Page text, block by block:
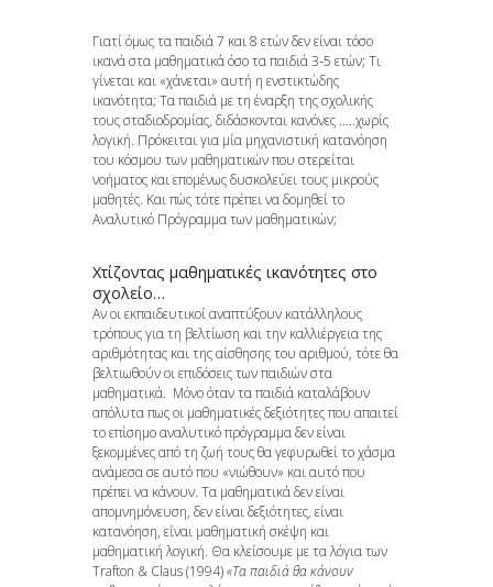
Γιατί όμως τα παιδιά 7 και 8 ετών δεν είναι τόσο
ικανά στα μαθηματικά όσο τα παιδιά 3-5 ετών; Τι
γίνεται και «χάνεται» αυτή η ενστικτώδης
ικανότητα; Τα παιδιά με τη έναρξη της σχολικής
τους σταδιοδρομίας, διδάσκονται κανόνες …..χωρίς
λογική. Πρόκειται για μία μηχανιστική κατανόηση
του κόσμου των μαθηματικών που στερείται
νοήματος και επομένως δυσκολεύει τους μικρούς
μαθητές. Και πώς τότε πρέπει να δομηθεί το
Αναλυτικό Πρόγραμμα των μαθηματικών;
Χτίζοντας μαθηματικές ικανότητες στο
σχολείο…
Αν οι εκπαιδευτικοί αναπτύξουν κατάλληλους
τρόπους για τη βελτίωση και την καλλιέργεια της
αριθμότητας και της αίσθησης του αριθμού, τότε θα
βελτιωθούν οι επιδόσεις των παιδιών στα
μαθηματικά. Μόνο όταν τα παιδιά καταλάβουν
απόλυτα πως οι μαθηματικές δεξιότητες που απαιτεί
το επίσημο αναλυτικό πρόγραμμα δεν είναι
ξεκομμένες από τη ζωή τους θα γεφυρωθεί το χάσμα
ανάμεσα σε αυτό που «νιώθουν» και αυτό που
πρέπει να κάνουν. Τα μαθηματικά δεν είναι
απομνημόνευση, δεν είναι δεξιότητες, είναι
κατανόηση, είναι μαθηματική σκέψη και
μαθηματική λογική. Θα κλείσουμε με τα λόγια των
Trafton & Claus (1994)«Τα παιδιά θα κάνουν